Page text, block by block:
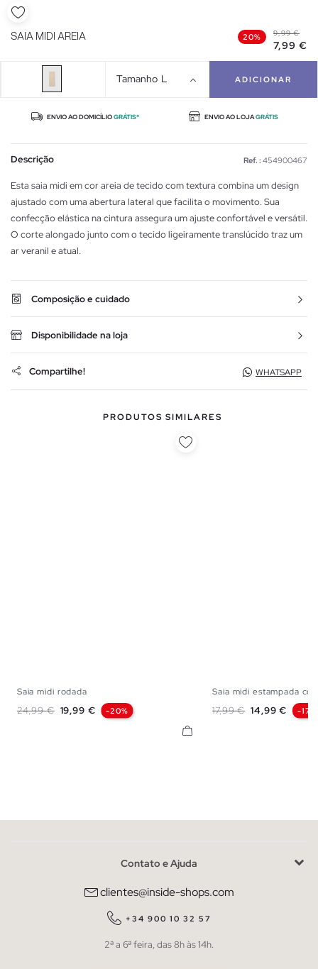
SAIA MIDI AREIA 20% 9,99 €
7,99 €
Tamanho L ADICIONAR
ENVIO AO DOMICÍLIOGRÁTIS* ENVIO AO LOJAGRÁTIS
Descrição Ref. : 454900467
Esta saia midi em cor areia de tecido com textura combina um design
ajustado com uma abertura lateral que facilita o movimento. Sua
confecção elástica na cintura assegura um ajuste confortável e versátil.
O corte alongado junto com o tecido ligeiramente translúcido traz um
ar veranil e atual.
Composição e cuidado
Disponibilidade na loja
Compartilhe! WHATSAPP
PRODUTOS SIMILARES
Saia midi rodada
Preço normal
24,99 € Preço
19,99 € -20%
S
Saia midi estampada
Preço normal
17,99 € Preço
14,99 € -17%
Contato e Ajuda
clientes@inside-shops.com
+34 900 10 32 57
2ª a 6ª feira, das 8h às 14h.